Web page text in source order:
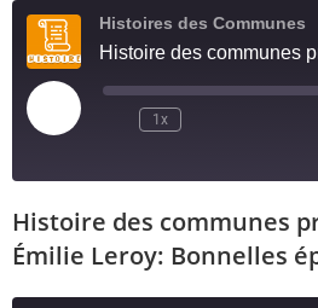
EMBED
Histoires des Communes
1x
RSS FEED
SHARE
Histoire des communes
Émilie Leroy: Bonnelles